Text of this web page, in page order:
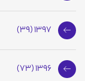
1397 (39)
1396 (73)